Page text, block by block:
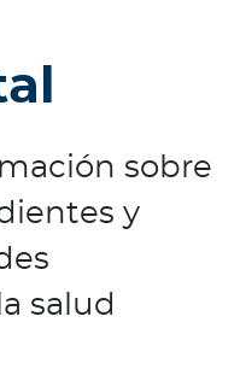
sobre
y
salud